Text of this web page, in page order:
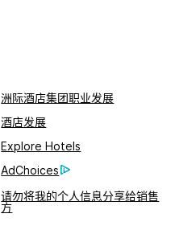
洲际酒店集团职业发展
酒店发展
Explore Hotels
AdChoices
请勿将我的个人信息分享给销售
方